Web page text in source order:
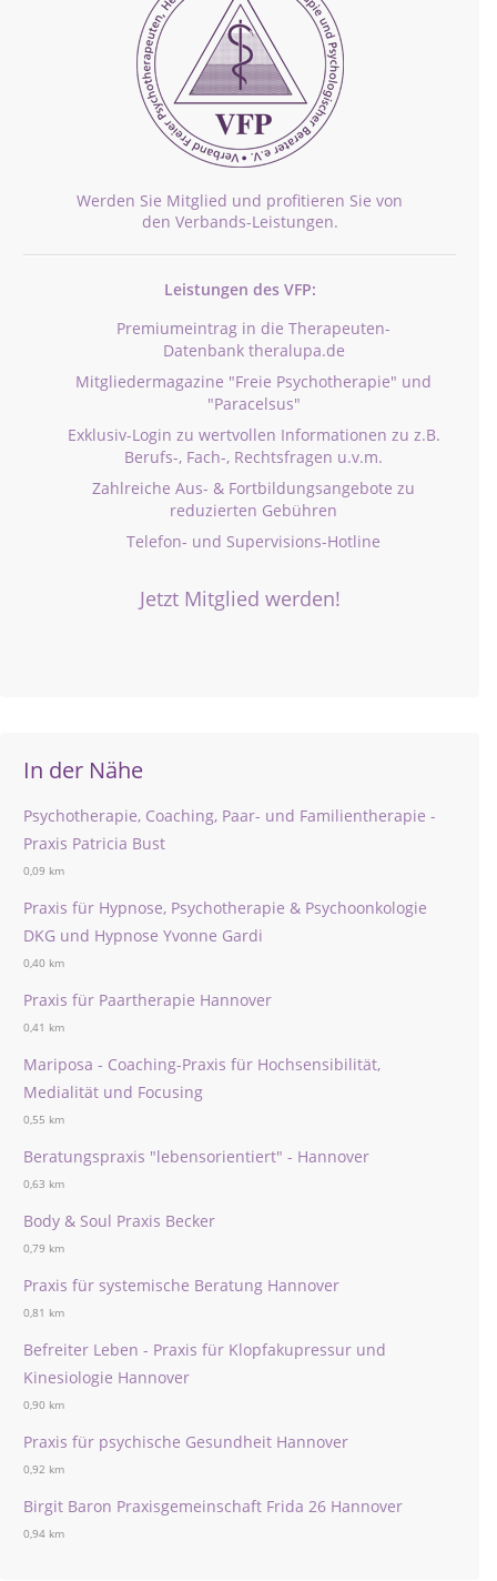
Werden Sie Mitglied und profitieren Sie von
den Verbands-Leistungen.
Leistungen des VFP:
Premiumeintrag in die Therapeuten-
Datenbank theralupa.de
Mitgliedermagazine "Freie Psychotherapie" und
"Paracelsus"
Exklusiv-Login zu wertvollen Informationen zu z.B.
Berufs-, Fach-, Rechtsfragen u.v.m.
Zahlreiche Aus- & Fortbildungsangebote zu
reduzierten Gebühren
Telefon- und Supervisions-Hotline
Jetzt Mitglied werden!
In der Nähe
Psychotherapie, Coaching, Paar- und Familientherapie -
Praxis Patricia Bust
0,09 km
Praxis für Hypnose, Psychotherapie & Psychoonkologie
DKG und Hypnose Yvonne Gardi
0,40 km
Praxis für Paartherapie Hannover
0,41 km
Mariposa - Coaching-Praxis für Hochsensibilität,
Medialität und Focusing
0,55 km
Beratungspraxis "lebensorientiert" - Hannover
0,63 km
Body & Soul Praxis Becker
0,79 km
Praxis für systemische Beratung Hannover
0,81 km
Befreiter Leben - Praxis für Klopfakupressur und
Kinesiologie Hannover
0,90 km
Praxis für psychische Gesundheit Hannover
0,92 km
Birgit Baron Praxisgemeinschaft Frida 26 Hannover
0,94 km